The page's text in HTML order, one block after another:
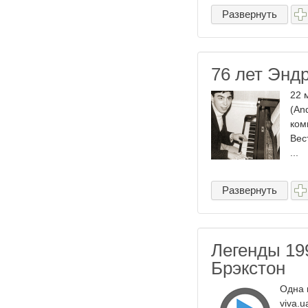
Развернуть
76 лет
22
...
Развернуть
Легенды
Брэкстон
Одна